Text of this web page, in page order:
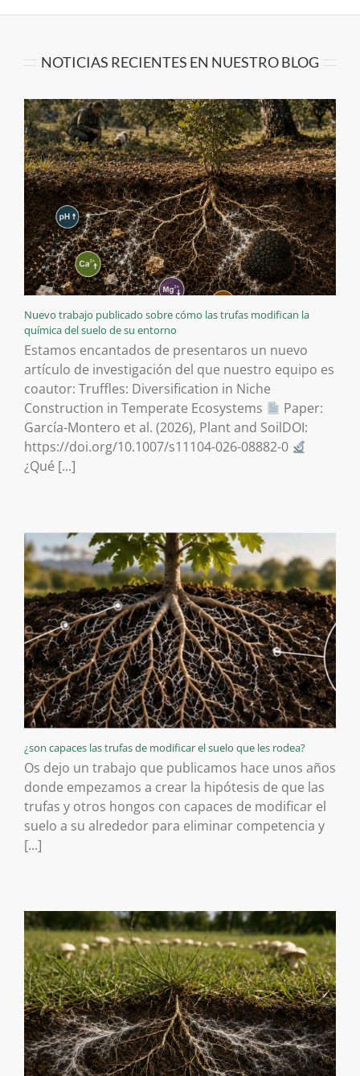
NOTICIAS RECIENTES EN NUESTRO BLOG
Nuevo trabajo publicado sobre cómo las trufas modifican la
química del suelo de su entorno
Estamos encantados de presentaros un nuevo
artículo de investigación del que nuestro equipo es
coautor: Truffles: Diversification in Niche
Construction in Temperate Ecosystems
Paper:
García-Montero et al. (2026), Plant and SoilDOI:
https://doi.org/10.1007/s11104-026-08882-0
¿Qué [...]
¿son capaces las trufas de modificar el suelo que les rodea?
Os dejo un trabajo que publicamos hace unos años
donde empezamos a crear la hipótesis de que las
trufas y otros hongos con capaces de modificar el
suelo a su alrededor para eliminar competencia y
[...]